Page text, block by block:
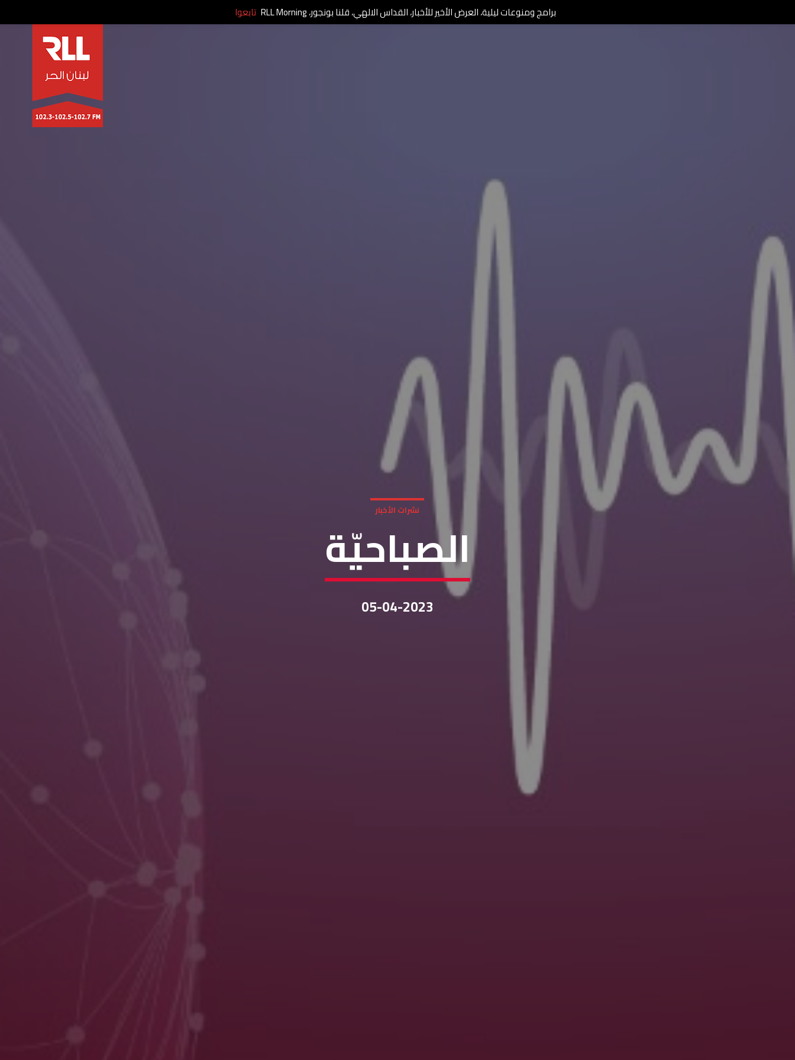
نشرات الأخبار
الصباحيّة
05-04-2023
برامج ومنوعات ليلية، العرض الأخير للأخبار، القداس الالهي، قلنا بونجور، RLL Morning تابعوا